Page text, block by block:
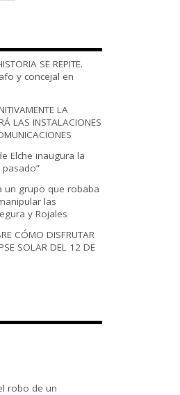
SE REPITE.
y concejal en
LA
LAS INSTALACIONES
Elche inaugura la
un grupo que robaba
las
y Rojales
CÓMO DISFRUTAR
SOLAR DEL 12 DE
robo de un